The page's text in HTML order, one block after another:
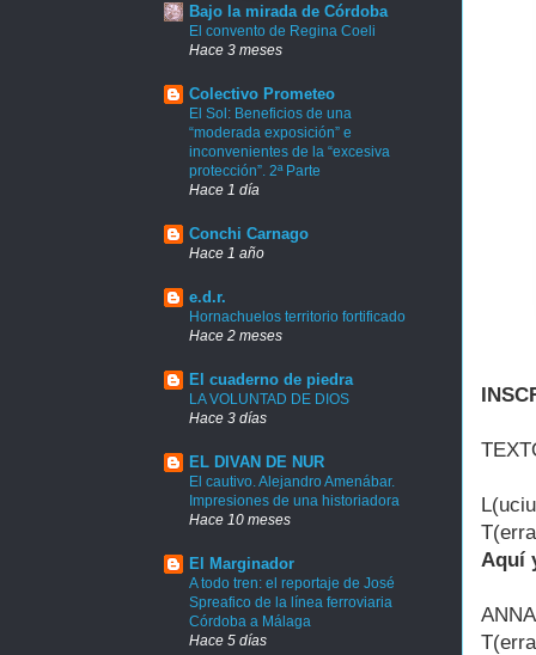
Aquí
Bajo la mirada de Córdoba
El convento de Regina Coeli
Hace 3 meses
Colectivo Prometeo
El Sol: Beneficios de una
“moderada exposición” e
inconvenientes de la “excesiva
protección”. 2ª Parte
Hace 1 día
Conchi Carnago
Hace 1 año
e.d.r.
Hornachuelos territorio fortificado
Hace 2 meses
El cuaderno de piedra
LA VOLUNTAD DE DIOS
Hace 3 días
EL DIVAN DE NUR
El cautivo. Alejandro Amenábar.
Impresiones de una historiadora
Hace 10 meses
El Marginador
A todo tren: el reportaje de José
Spreafico de la línea ferroviaria
Córdoba a Málaga
Hace 5 días